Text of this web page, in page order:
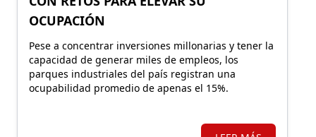
OCUPACIÓN
Pese a concentrar inversiones millonarias y tener la
capacidad de generar miles de empleos, los
parques industriales del país registran una
ocupabilidad promedio de apenas el 15%.